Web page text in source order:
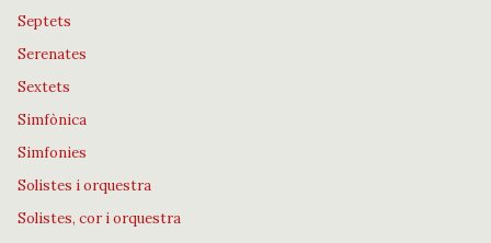
Septets
Serenates
Sextets
Simfònica
Simfonies
Solistes i orquestra
Solistes, cor i orquestra